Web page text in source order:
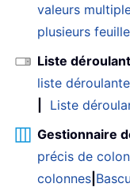
valeurs
plusieurs
Liste
liste déroulante
Liste
Gestionnaire
précis de
colonnes